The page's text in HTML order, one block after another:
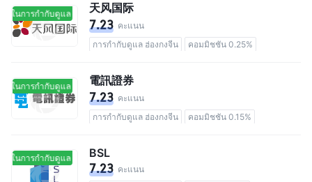
ในการกำกับดูแล อยู่ในการกำกับดูแล
天风国际
7.23 คะแนน
การกำกับดูแล ฮ่องกงจีน
คอมมิชชัน 0.25%
ในการกำกับดูแล อยู่ในการกำกับดูแล
電訊證券
7.23 คะแนน
การกำกับดูแล ฮ่องกงจีน
คอมมิชชัน 0.15%
ในการกำกับดูแล อยู่ในการกำกับดูแล
BSL
7.23 คะแนน